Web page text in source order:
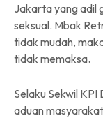
Jakarta yang adil
seksual. Mbak
tidak mudah,
tidak memaksa.
Selaku Sekwil
aduan